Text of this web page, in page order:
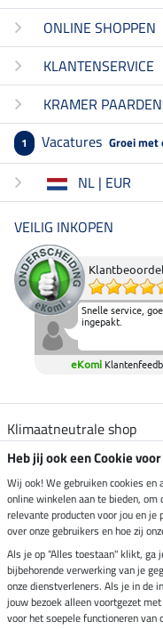
ONLINE SHOPPEN
KLANTENSERVICE
KRAMER
1 Vacatures Groei met
NL | EUR
VEILIG INKOPEN
Snelle service,
ingepakt.
eKomi
Klimaatneutrale shop
Verzending per
Veilig betalen met
Heb jij ook een Cookie
Wij ook! We gebruiken cookies en
online winkelen aan te bieden,
relevante producten voor jou en je
over onze gebruikers en hoe zij
Als je op "Alles toestaan" klikt, ga
bijbehorende verwerking van je
onze dienstverleners. Als je in de
jouw bezoek alleen voortgezet
voor het soepele functioneren van